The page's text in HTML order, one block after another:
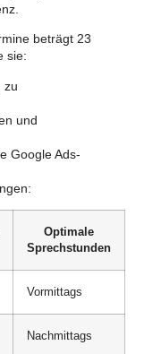
beträgt 23
sie:
zu
und
Google Ads-
Optimale
Sprechstunden
Vormittags
Nachmittags